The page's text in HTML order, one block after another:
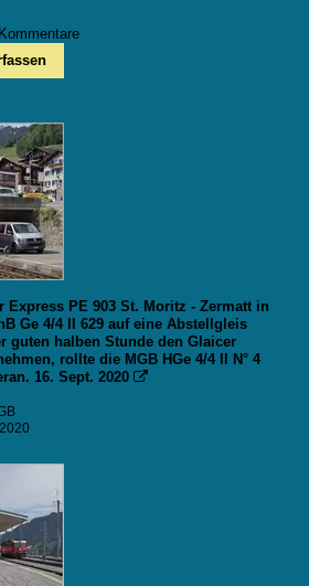
Express PE 903 St. Moritz - Zermatt in
Ge 4/4 II 629 auf eine Abstellgleis
guten halben Stunde den Glaicer
rollte die MGB HGe 4/4 II N° 4
16. Sept. 2020
